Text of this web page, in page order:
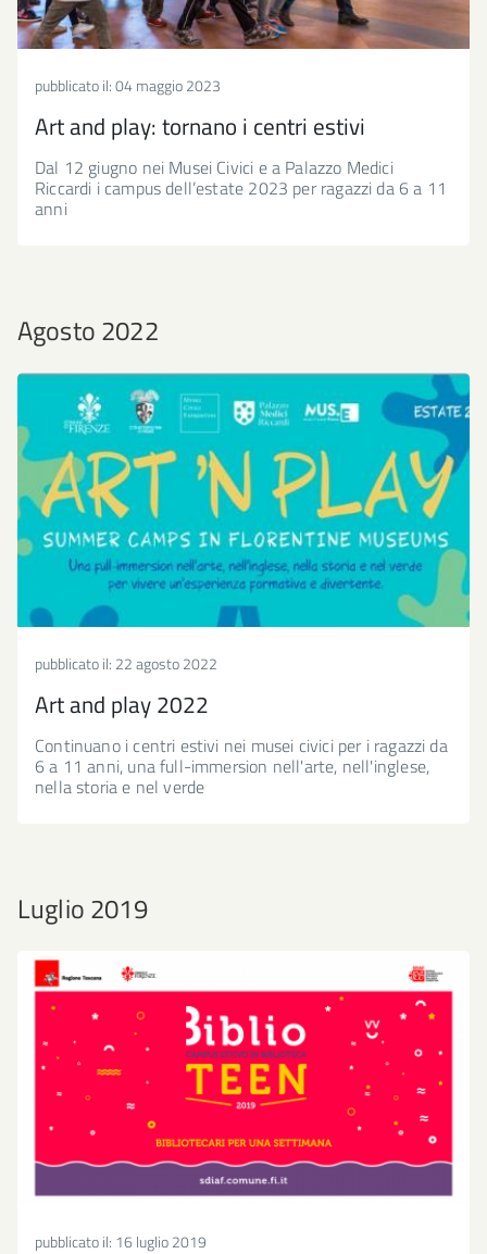
pubblicato il:04 maggio 2023
Art and play: tornano i centri estivi
Dal 12 giugno nei Musei Civici e a Palazzo Medici
Riccardi i campus dell’estate 2023 per ragazzi da 6 a 11
anni
Agosto 2022
pubblicato il: 22 agosto 2022
Art and play 2022
Continuano i centri estivi nei musei civici per i ragazzi da
6 a 11 anni, una full-immersion nell'arte, nell'inglese,
nella storia e nel verde
Luglio 2019
pubblicato il: 16 luglio 2019